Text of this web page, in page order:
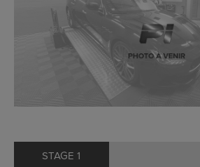
STAGE 1